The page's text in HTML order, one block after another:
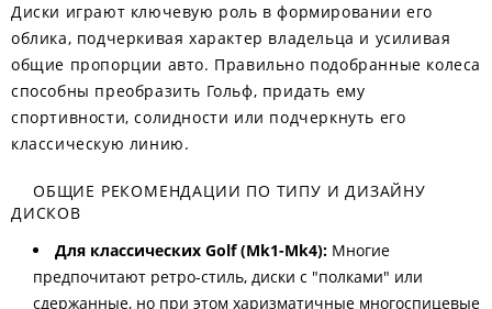
Диски играют ключевую роль в формировании его
облика, подчеркивая характер владельца и усиливая
общие пропорции авто. Правильно подобранные колеса
способны преобразить Гольф, придать ему
спортивности, солидности или подчеркнуть его
классическую линию.
ОБЩИЕ РЕКОМЕНДАЦИИ ПО ТИПУ И ДИЗАЙНУ
ДИСКОВ
Для классических Golf (Mk1-Mk4): Многие
предпочитают ретро-стиль, диски с "полками" или
сдержанные, но при этом харизматичные многоспицевые